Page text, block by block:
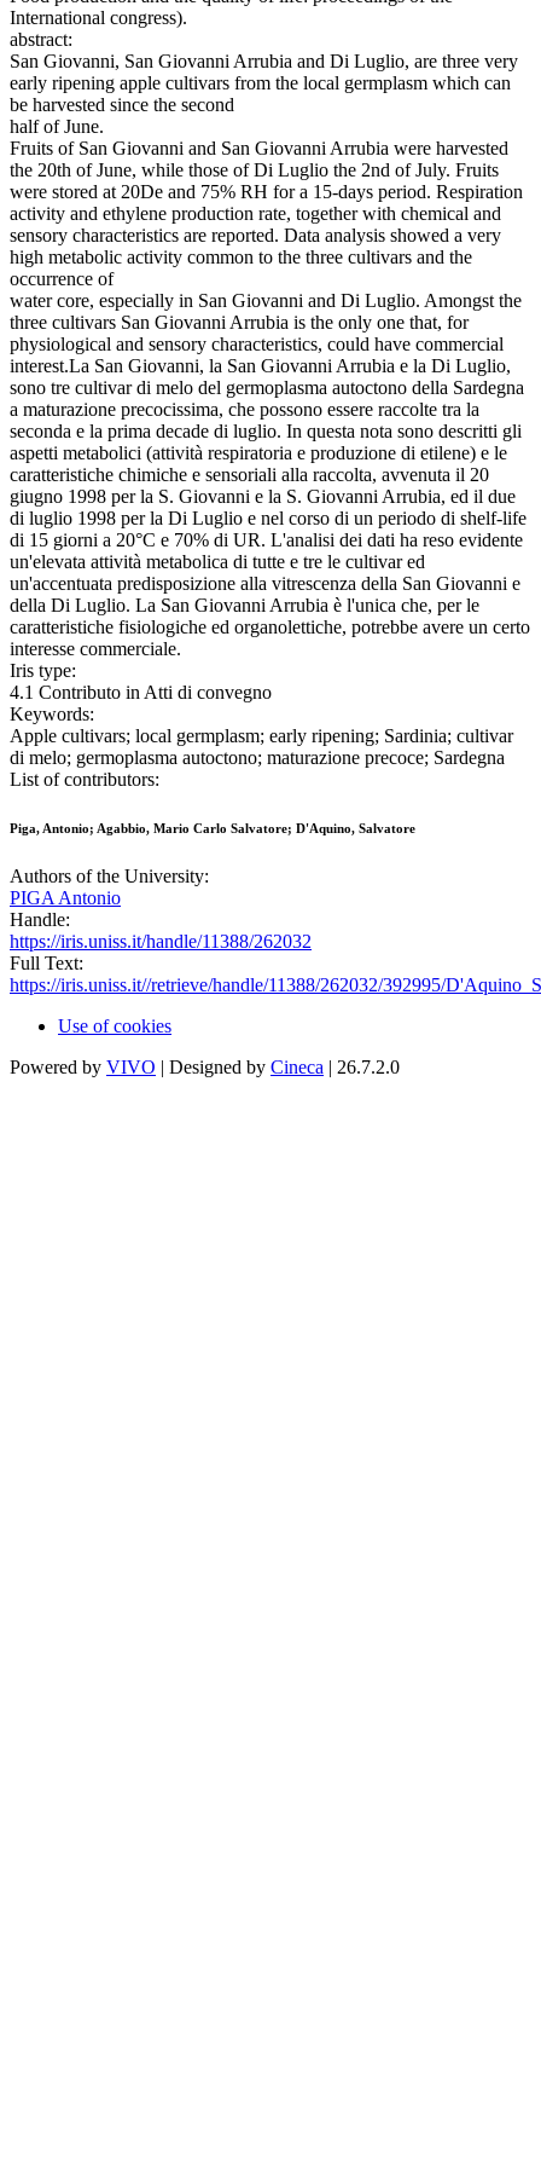
International congress).
abstract:
San Giovanni, San Giovanni Arrubia and Di Luglio, are three very
early ripening apple cultivars from the local germplasm which can
be harvested since the second
half of June.
Fruits of San Giovanni and San Giovanni Arrubia were harvested
the 20th of June, while those of Di Luglio the 2nd of July. Fruits
were stored at 20De and 75% RH for a 15-days period. Respiration
activity and ethylene production rate, together with chemical and
sensory characteristics are reported. Data analysis showed a very
high metabolic activity common to the three cultivars and the
occurrence of
water core, especially in San Giovanni and Di Luglio. Amongst the
three cultivars San Giovanni Arrubia is the only one that, for
physiological and sensory characteristics, could have commercial
interest.La San Giovanni, la San Giovanni Arrubia e la Di Luglio,
sono tre cultivar di melo del germoplasma autoctono della Sardegna
a maturazione precocissima, che possono essere raccolte tra la
seconda e la prima decade di luglio. In questa nota sono descritti gli
aspetti metabolici (attività respiratoria e produzione di etilene) e le
caratteristiche chimiche e sensoriali alla raccolta, avvenuta il 20
giugno 1998 per la S. Giovanni e la S. Giovanni Arrubia, ed il due
di luglio 1998 per la Di Luglio e nel corso di un periodo di shelf-life
di 15 giorni a 20°C e 70% di UR. L'analisi dei dati ha reso evidente
un'elevata attività metabolica di tutte e tre le cultivar ed
un'accentuata predisposizione alla vitrescenza della San Giovanni e
della Di Luglio. La San Giovanni Arrubia è l'unica che, per le
caratteristiche fisiologiche ed organolettiche, potrebbe avere un certo
interesse commerciale.
Iris type:
4.1 Contributo in Atti di convegno
Keywords:
Apple cultivars; local germplasm; early ripening; Sardinia; cultivar
di melo; germoplasma autoctono; maturazione precoce; Sardegna
List of contributors:
Piga, Antonio; Agabbio, Mario Carlo Salvatore; D'Aquino, Salvatore
Authors of the University:
PIGA Antonio
Handle:
https://iris.uniss.it/handle/11388/262032
Full Text:
https://iris.uniss.it//retrieve/handle/11388/262032/392995/
Use of cookies
Powered by VIVO | Designed by Cineca | 26.7.2.0